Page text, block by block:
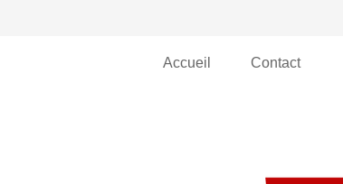
Accueil Contact